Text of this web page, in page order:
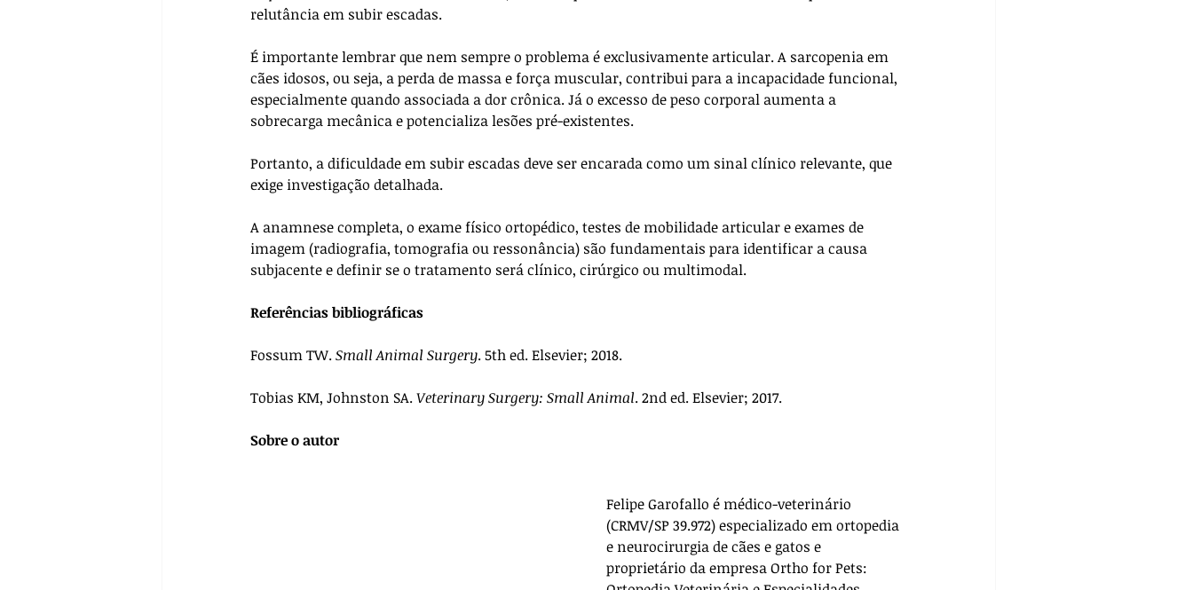
relutância em subir escadas.
É importante lembrar que nem sempre o problema é exclusivamente articular. A sarcopenia em
cães idosos, ou seja, a perda de massa e força muscular, contribui para a incapacidade funcional,
especialmente quando associada a dor crônica. Já o excesso de peso corporal aumenta a
sobrecarga mecânica e potencializa lesões pré-existentes.
Portanto, a dificuldade em subir escadas deve ser encarada como um sinal clínico relevante, que
exige investigação detalhada.
A anamnese completa, o exame físico ortopédico, testes de mobilidade articular e exames de
imagem (radiografia, tomografia ou ressonância) são fundamentais para identificar a causa
subjacente e definir se o tratamento será clínico, cirúrgico ou multimodal.
Referências bibliográficas
Fossum TW. Small Animal Surgery. 5th ed. Elsevier; 2018.
Tobias KM, Johnston SA. Veterinary Surgery: Small Animal. 2nd ed. Elsevier; 2017.
Sobre o autor
Felipe Garofallo é médico-veterinário
(CRMV/SP 39.972) especializado em ortopedia
e neurocirurgia de cães e gatos e
proprietário da empresa Ortho for Pets: